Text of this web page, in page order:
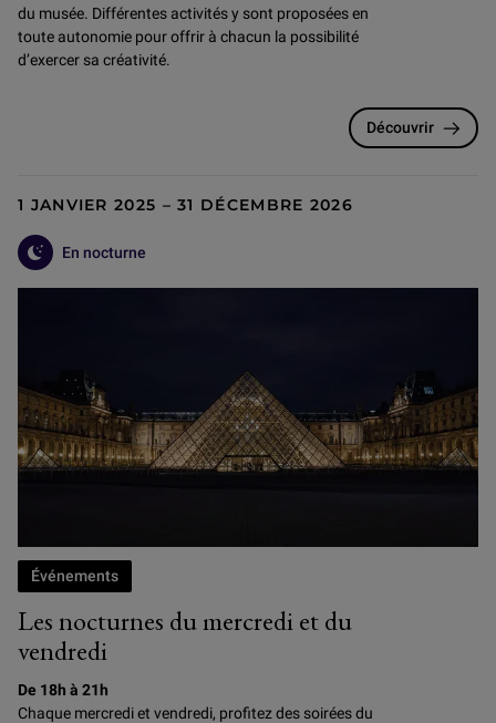
du musée. Différentes activités y sont proposées en
toute autonomie pour offrir à chacun la possibilité
d’exercer sa créativité.
Découvrir
1 JANVIER 2025 – 31 DÉCEMBRE 2026
En nocturne
Les nocturnes du mercredi et du
vendredi
Événements
De 18h à 21h
Chaque mercredi et vendredi, profitez des soirées du